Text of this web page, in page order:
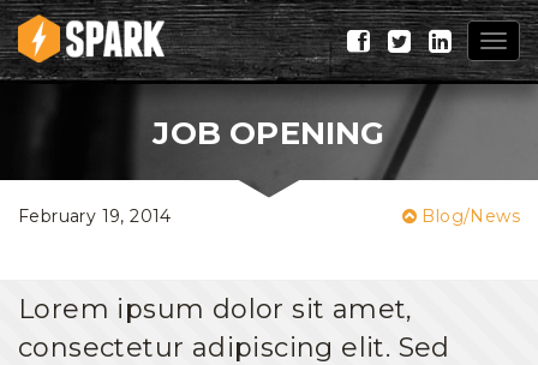
JOB OPENING
February 19, 2014 Blog/News
Lorem ipsum dolor sit amet,
consectetur adipiscing elit. Sed